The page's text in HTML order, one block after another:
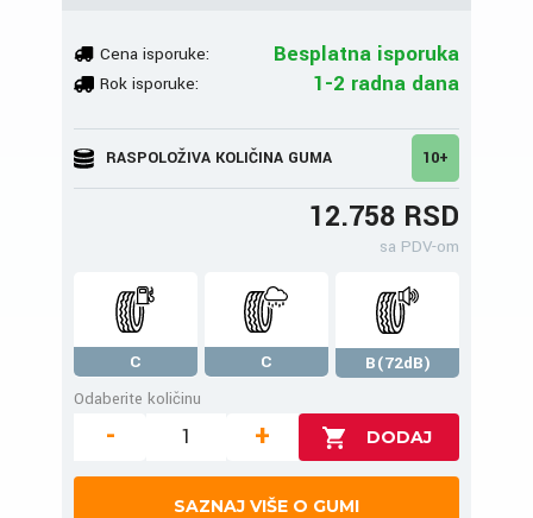
Cena isporuke: Besplatna isporuka
Rok isporuke: 1-2 radna dana
RASPOLOŽIVA KOLIČINA GUMA 10+
12.758 RSD
sa PDV-om
C C
B(72dB)
Odaberite količinu
- +
SAZNAJ VIŠE O GUMI